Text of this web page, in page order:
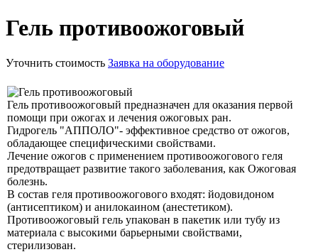
Гель противоожоговый
Уточнить стоимость Заявка на оборудование
Гель противоожоговый предназначен для оказания первой
помощи при ожогах и лечения ожоговых ран.
Гидрогель "АППОЛО"- эффективное средство от ожогов,
обладающее специфическими свойствами.
Лечение ожогов с применением противоожогового геля
предотвращает развитие такого заболевания, как Ожоговая
болезнь.
В состав геля противоожогового входят: йодовидоном
(антисептиком) и анилокаином (анестетиком).
Противоожоговый гель упакован в пакетик или тубу из
материала с высокими барьерными свойствами,
стерилизован.